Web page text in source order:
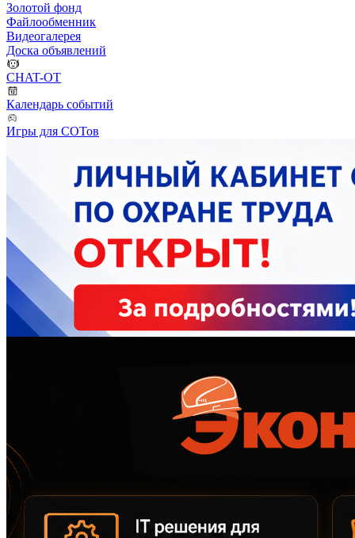
Золотой фонд
Файлообменник
Видеогалерея
Доска объявлений
CHAT-OT
Календарь событий
Игры для СОТов